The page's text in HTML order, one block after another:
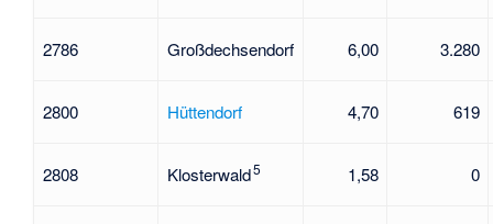
2786 Großdechsendorf 6,00 3.280
2800 Hüttendorf 4,70 619
2808 Klosterwald5 1,58 0